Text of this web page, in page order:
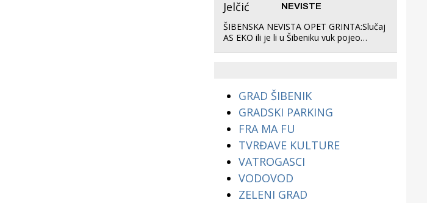
NEVISTE
ŠIBENSKA NEVISTA OPET GRINTA:Slučaj
AS EKO ili je li u Šibeniku vuk pojeo
GRAD ŠIBENIK
GRADSKI PARKING
FRA MA FU
TVRĐAVE KULTURE
VATROGASCI
VODOVOD
ZELENI GRAD